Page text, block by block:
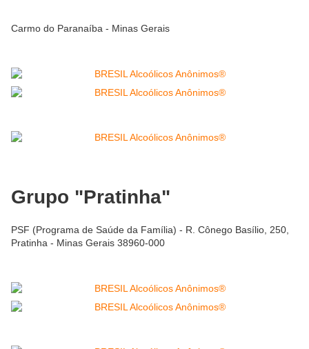
Carmo do Paranaíba - Minas Gerais
Grupo "Pratinha"
PSF (Programa de Saúde da Família) - R. Cônego Basílio, 250,
Pratinha - Minas Gerais 38960-000